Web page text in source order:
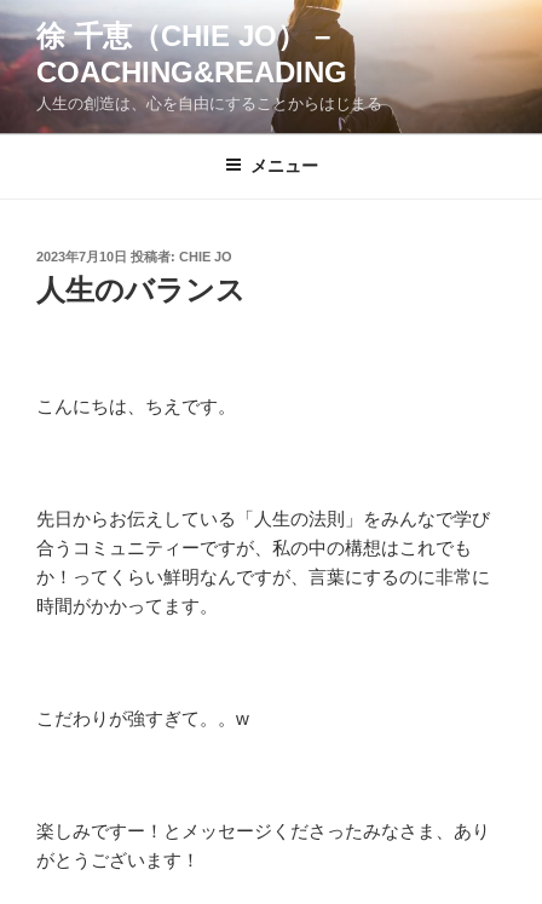
コ
ン
テ
ツ
徐 千恵（CHIE JO） –
COACHING&READING
人生の創造は、心を自由にすることからはじまる
メニュー
投
稿
日:
2023年7月10日 投稿者: CHIE JO
人生のバランス
こんにちは、ちえです。
先日からお伝えしている「人生の法則」をみんなで学び
合うコミュニティーですが、私の中の構想はこれでも
か！ってくらい鮮明なんですが、言葉にするのに非常に
時間がかかってます。
こだわりが強すぎて。。w
楽しみですー！とメッセージくださったみなさま、あり
がとうございます！